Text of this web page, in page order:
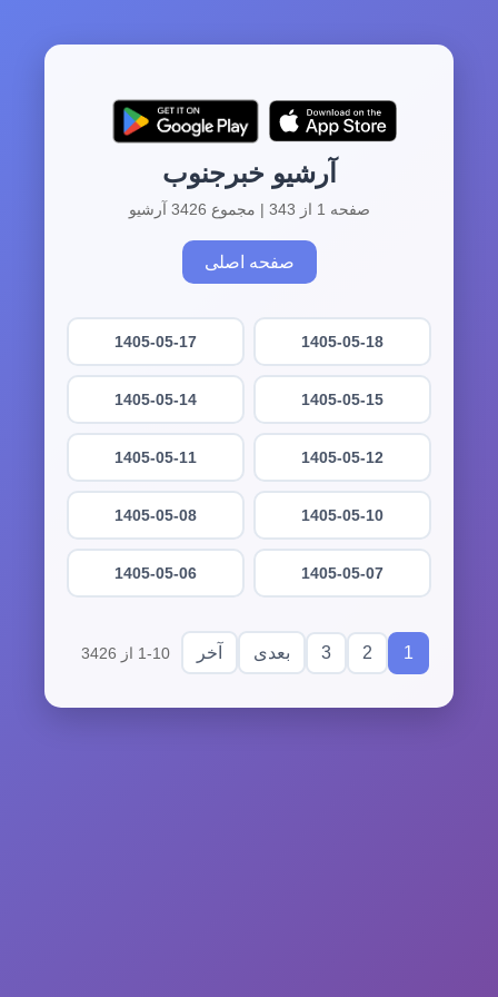
آرشیو خبرجنوب
صفحه 1 از 343 | مجموع 3426 آرشیو
صفحه اصلی
1405-05-18
1405-05-17
1405-05-15
1405-05-14
1405-05-12
1405-05-11
1405-05-10
1405-05-08
1405-05-07
1405-05-06
1
2
3 بعدی آخر 1-10 از 3426